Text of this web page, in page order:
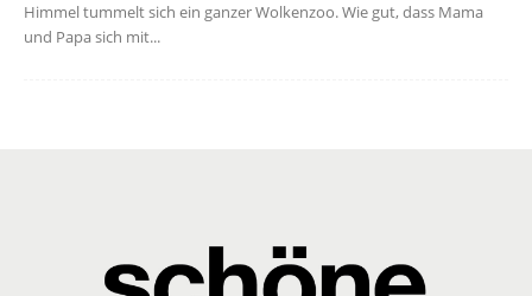
Himmel tummelt sich ein ganzer Wolkenzoo. Wie gut, dass Mama
und Papa sich mit...